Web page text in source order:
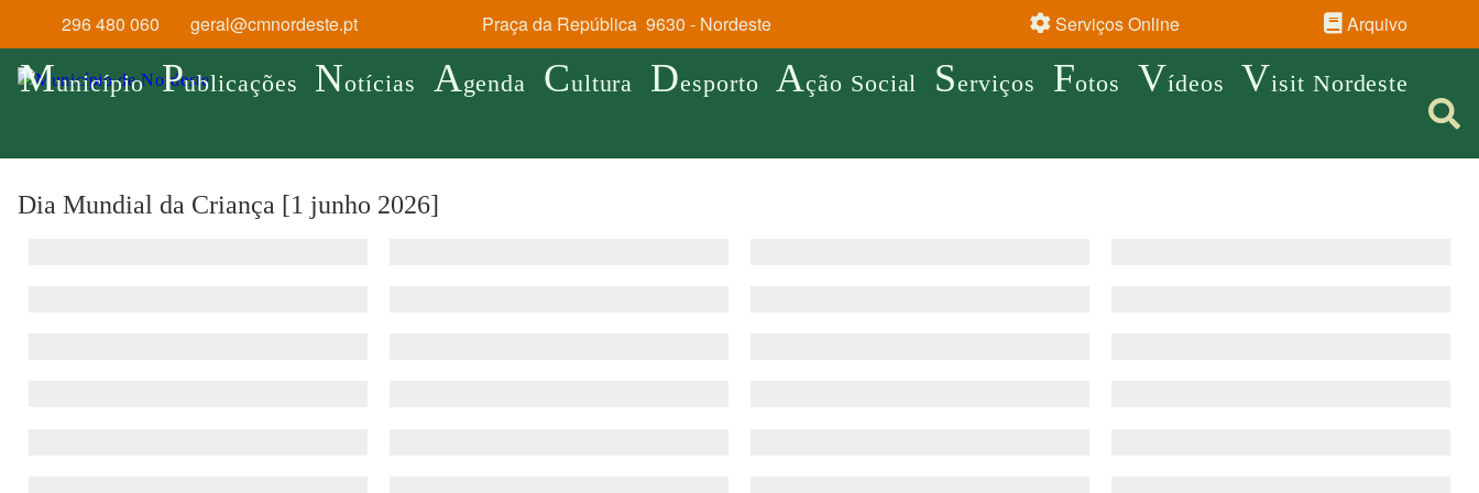
296 480 060 geral@cmnordeste.pt Praça da República 9630 - Nordeste Serviços Online Arquivo
Município Publicações Notícias Agenda Cultura Desporto Ação Social Serviços Fotos Vídeos Visit Nordeste
Dia Mundial da Criança [1 junho 2026]